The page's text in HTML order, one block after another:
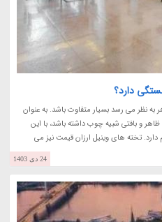
دارد؟
نظر می رسد بسیار متفاوت باشد. به عنوان
و بافتی شبیه چوب داشته باشد، با این
تخته های وینیل ارزان قیمت نیز می
24 دی 1403